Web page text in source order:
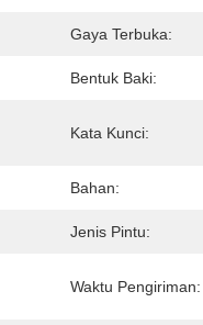
Gaya Terbuka:
Bentuk Baki:
Kata Kunci:
Bahan:
Jenis Pintu:
Waktu Pengiriman: